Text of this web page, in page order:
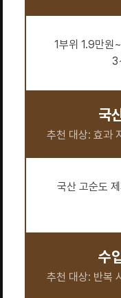
1부위 1.9만원
국
추천 대상: 효과
국산 고순도
수
추천 대상: 반복